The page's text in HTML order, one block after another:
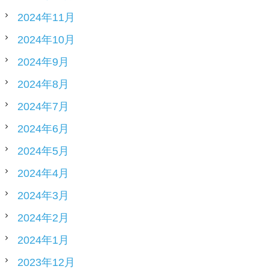
2024年11月
2024年10月
2024年9月
2024年8月
2024年7月
2024年6月
2024年5月
2024年4月
2024年3月
2024年2月
2024年1月
2023年12月